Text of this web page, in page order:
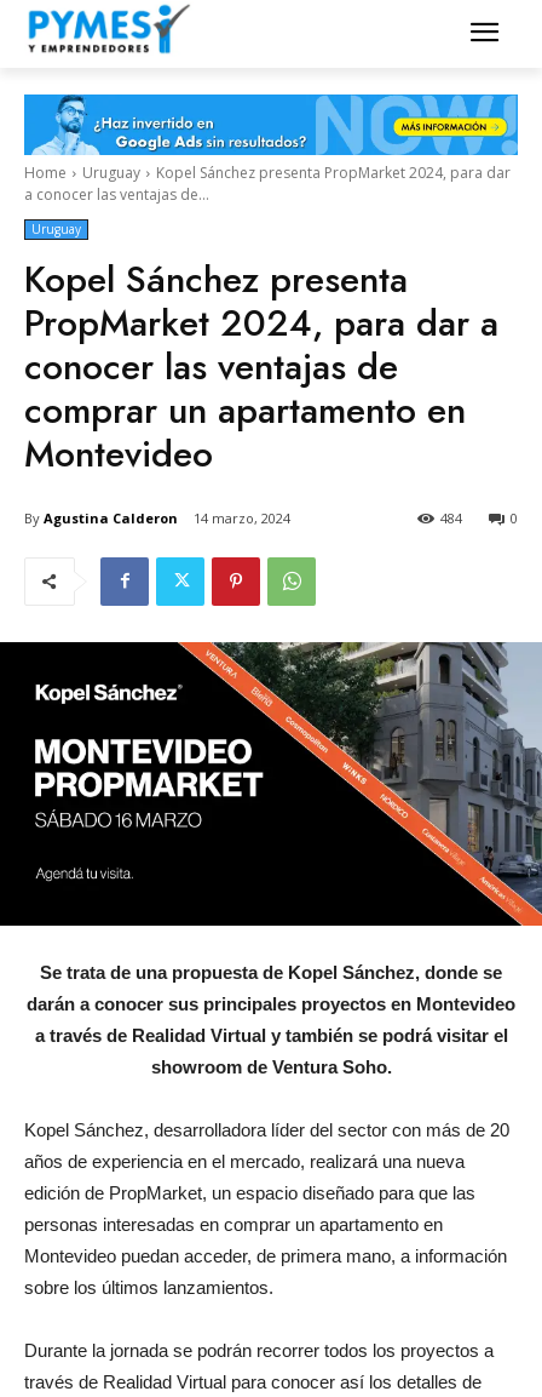
Home Uruguay
Kopel Sánchez presenta PropMarket 2024, para dar
a conocer las ventajas de...
Uruguay
Kopel Sánchez presenta
PropMarket 2024, para dar a
conocer las ventajas de
comprar un apartamento en
Montevideo
By Agustina Calderon 14 marzo, 2024 0
484
Se trata de una propuesta de Kopel Sánchez, donde se
darán a conocer sus principales proyectos en Montevideo
a través de Realidad Virtual y también se podrá visitar el
showroom de Ventura Soho.
Kopel Sánchez, desarrolladora líder del sector con más de 20
años de experiencia en el mercado, realizará una nueva
edición de PropMarket, un espacio diseñado para que las
personas interesadas en comprar un apartamento en
Montevideo puedan acceder, de primera mano, a información
sobre los últimos lanzamientos.
Durante la jornada se podrán recorrer todos los proyectos a
través de Realidad Virtual para conocer así los detalles de